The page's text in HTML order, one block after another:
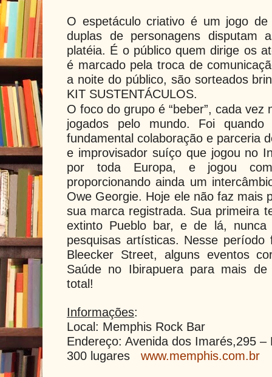
O espetáculo criativo é um jogo de
duplas de personagens disputam
platéia. É o público quem dirige os
é marcado pela troca de
a noite do público, são sorteados
KIT SUSTENTÁCULOS.
O foco do grupo é “beber”, cada
jogados pelo mundo. Foi
fundamental colaboração e parceria
e improvisador suíço que jogou no
por toda Europa, e jogou com
proporcionando ainda um
Owe Georgie. Hoje ele não faz mais
sua marca registrada. Sua primeira
extinto Pueblo bar, e de lá,
pesquisas artísticas. Nesse
Bleecker Street, alguns eventos
Saúde no Ibirapuera para mais de
total!
Informações:
Local: Memphis Rock Bar
Endereço: Avenida dos Imarés,295
300 lugares www.memphis.com.br